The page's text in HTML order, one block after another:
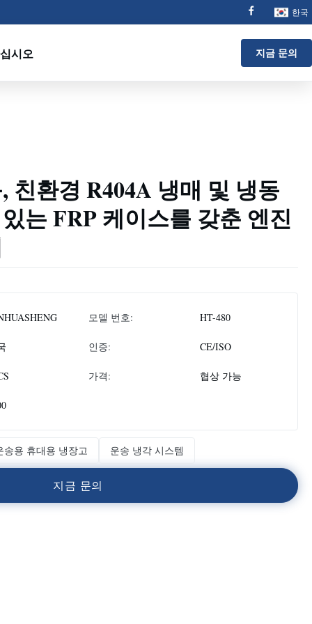
한국
시오 지금 문의
친환경 R404A 냉매 및 냉동
는 FRP 케이스를 갖춘 엔진
모델 번호: HT-480
인증: CE/ISO
가격: 협상 가능
송용 휴대용 냉장고 운송 냉각 시스템
지금 문의